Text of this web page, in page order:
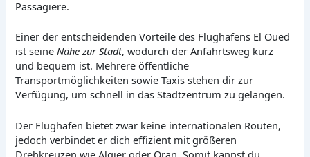
Passagiere.
Einer der entscheidenden Vorteile des Flughafens El Oued
ist seineNähe zur Stadt, wodurch der Anfahrtsweg kurz
und bequem ist. Mehrere öffentliche
Transportmöglichkeiten sowie Taxis stehen dir zur
Verfügung, um schnell in das Stadtzentrum zu gelangen.
Der Flughafen bietet zwar keine internationalen Routen,
jedoch verbindet er dich effizient mit größeren
Drehkreuzen wie Algier oder Oran. Somit kannst du